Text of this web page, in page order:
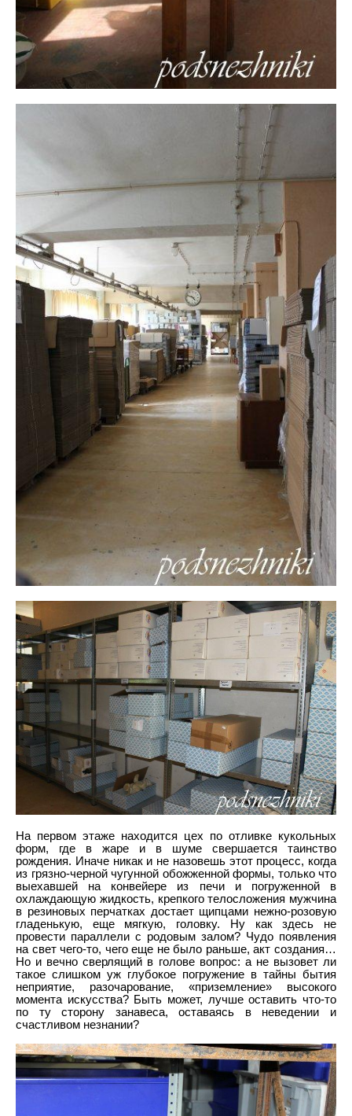
На первом этаже находится цех по отливке кукольных
форм, где в жаре и в шуме свершается таинство
рождения. Иначе никак и не назовешь этот процесс, когда
из грязно-черной чугунной обожженной формы, только что
выехавшей на конвейере из печи и погруженной в
охлаждающую жидкость, крепкого телосложения мужчина
в резиновых перчатках достает щипцами нежно-розовую
гладенькую, еще мягкую, головку. Ну как здесь не
провести параллели с родовым залом? Чудо появления
на свет чего-то, чего еще не было раньше, акт создания…
Но и вечно сверлящий в голове вопрос: а не вызовет ли
такое слишком уж глубокое погружение в тайны бытия
неприятие, разочарование, «приземление» высокого
момента искусства? Быть может, лучше оставить что-то
по ту сторону занавеса, оставаясь в неведении и
счастливом незнании?